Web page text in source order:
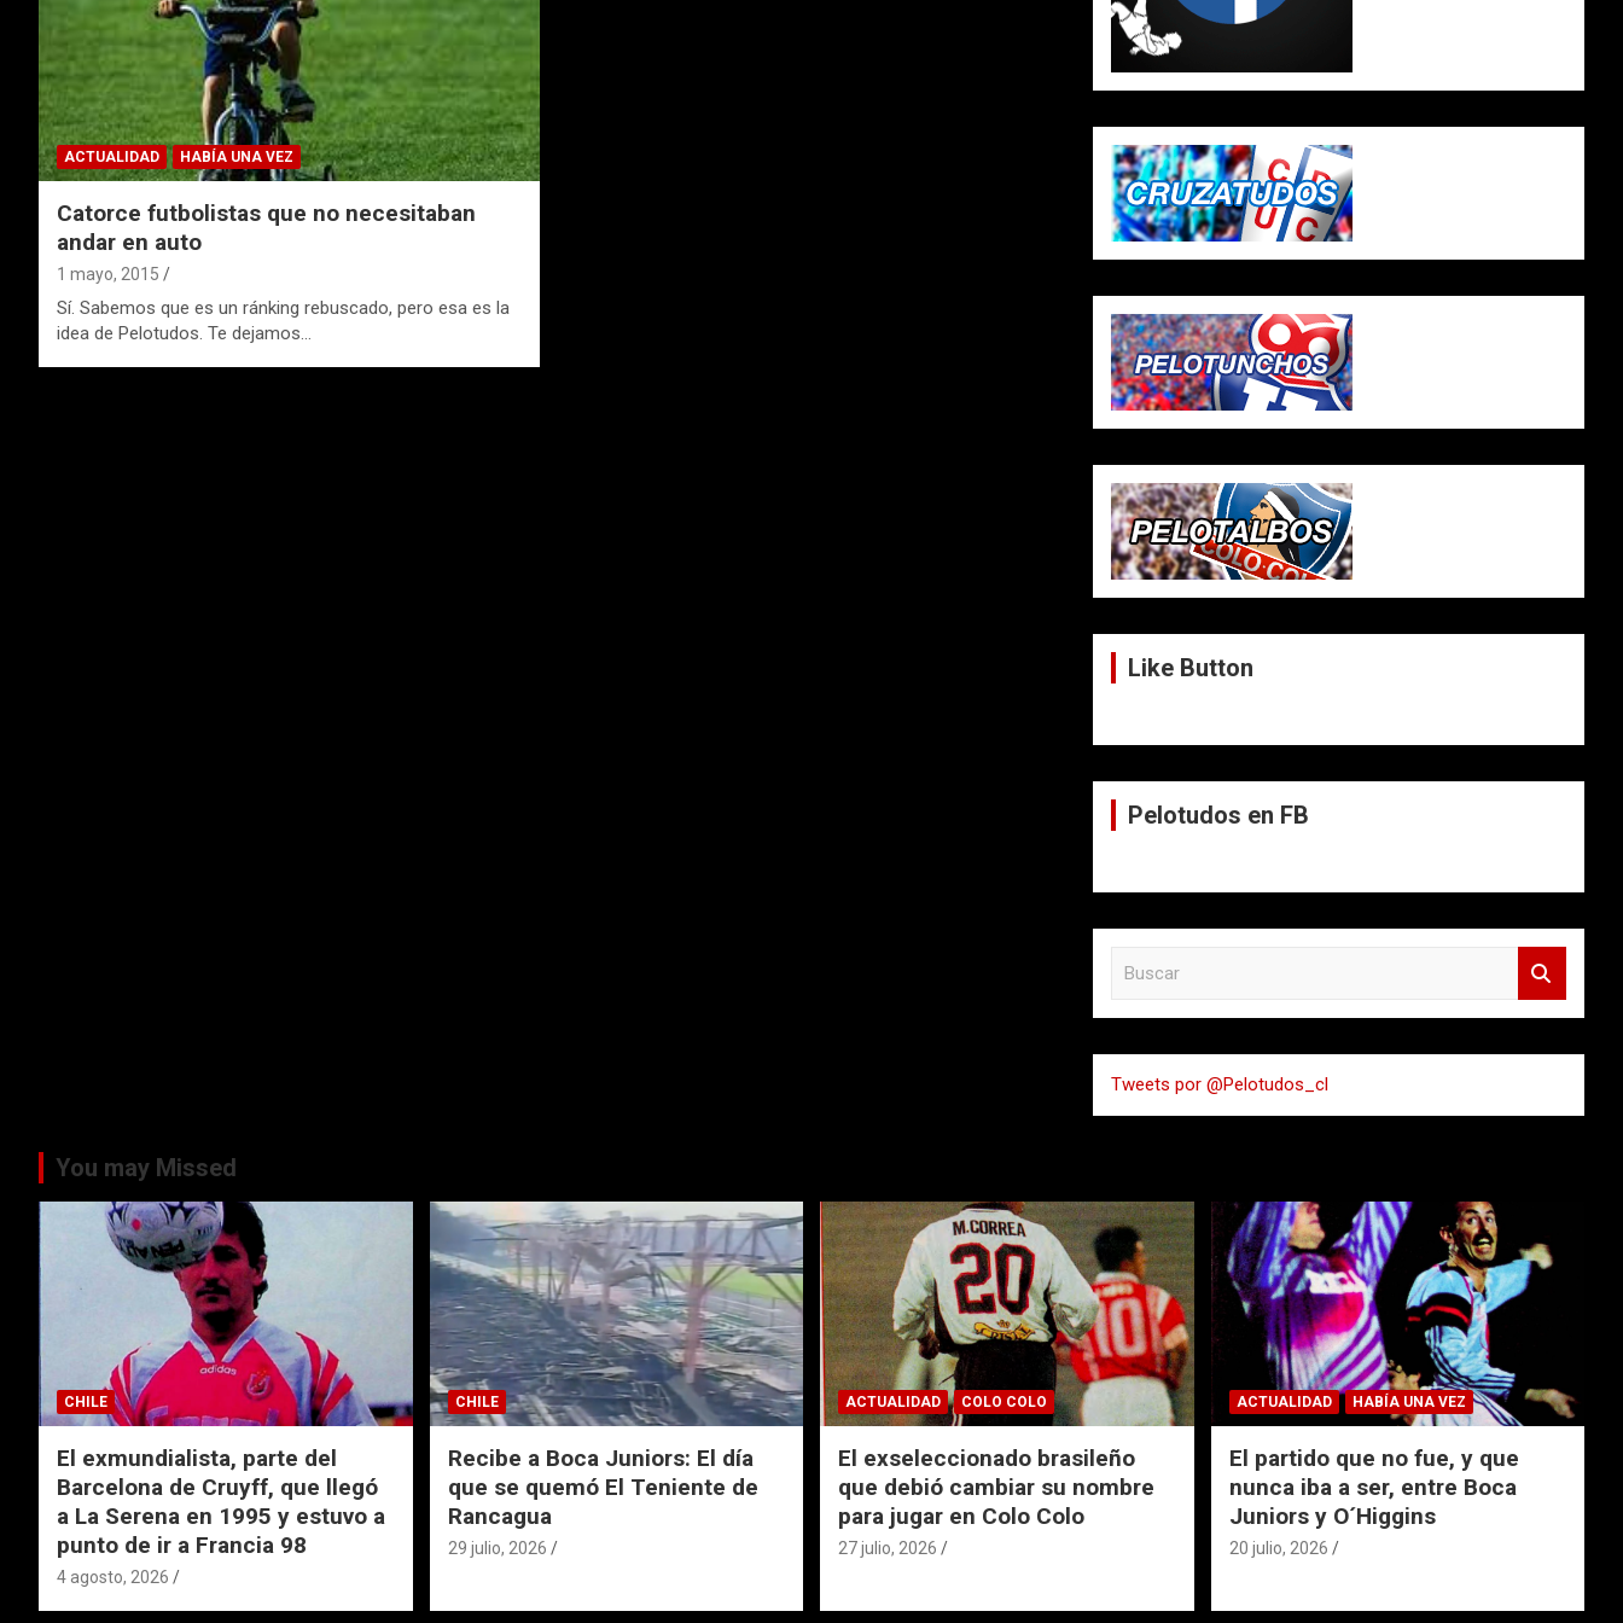
ACTUALIDAD HABÍA UNA VEZ
Catorce futbolistas que no necesitaban
andar en auto
1 mayo, 2015
Sí. Sabemos que es un ránking rebuscado, pero esa es la
idea de Pelotudos. Te dejamos…
Like Button
Pelotudos en FB
a
r
Tweets por @Pelotudos_cl
You may Missed
CHILE
El exmundialista, parte del
Barcelona de Cruyff, que llegó
a La Serena en 1995 y estuvo a
punto de ir a Francia 98
4 agosto, 2026
CHILE
Recibe a Boca Juniors: El día
que se quemó El Teniente de
Rancagua
29 julio, 2026
ACTUALIDAD COLO COLO
El exseleccionado brasileño
que debió cambiar su nombre
para jugar en Colo Colo
27 julio, 2026
ACTUALIDAD HABÍA UNA VEZ
El partido que no fue, y que
nunca iba a ser, entre Boca
Juniors y O´Higgins
20 julio, 2026